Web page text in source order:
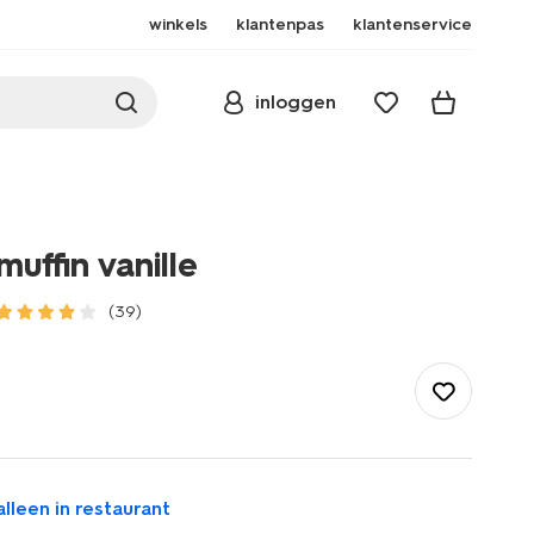
winkels klantenpas klantenservice
inloggen
vanille
(39)
in restaurant